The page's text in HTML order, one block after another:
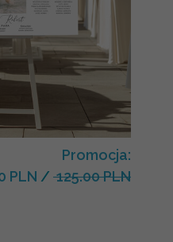
Promocja:
PLN / 125.00 PLN